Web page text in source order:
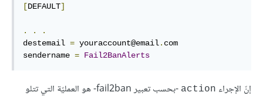
[DEFAULT]
. .
.
destemail = youraccount@email. com
sendername = Fail2BanAlerts
إنّ الإجراء action
-بحسب تعبير fail2ban- هو العمليّة التي تتلو